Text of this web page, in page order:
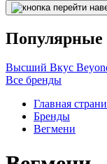
Популярные
Высший Вкус
Все бренды
Главная
Бренды
Вегмени